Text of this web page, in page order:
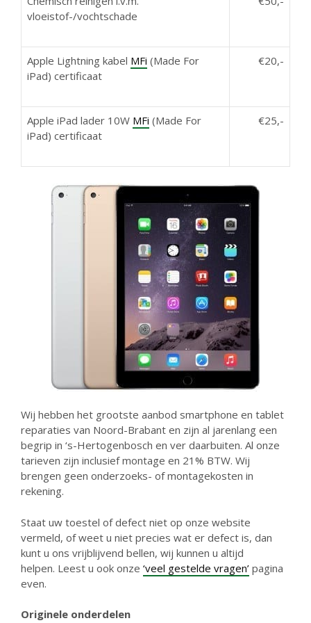
vloeistof-/vochtschade
Apple Lightning kabel MFi (Made For
iPad) certificaat
€20,-
Apple iPad lader 10W MFi (Made For
iPad) certificaat
€25,-
Wij hebben het grootste aanbod smartphone en tablet
reparaties van Noord-Brabant en zijn al jarenlang een
begrip in ‘s-Hertogenbosch en ver daarbuiten. Al onze
tarieven zijn inclusief montage en 21% BTW. Wij
brengen geen onderzoeks- of montagekosten in
rekening.
Staat uw toestel of defect niet op onze website
vermeld, of weet u niet precies wat er defect is, dan
kunt u ons vrijblijvend bellen, wij kunnen u altijd
helpen. Leest u ook onze ‘veel gestelde vragen’ pagina
even.
Originele onderdelen